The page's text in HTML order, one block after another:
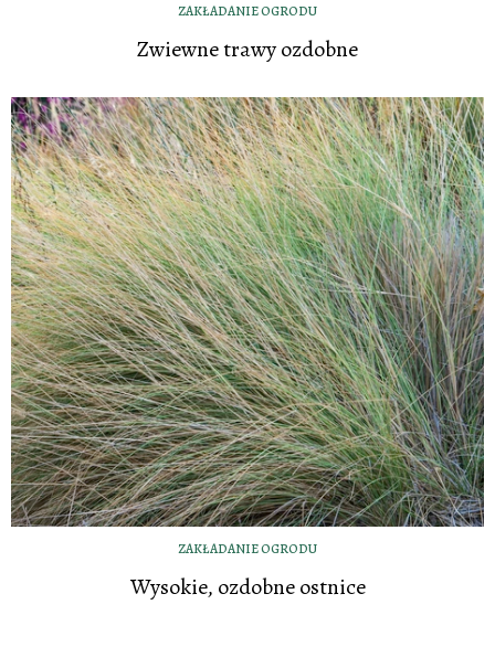
ZAKŁADANIE OGRODU
Zwiewne trawy ozdobne
ZAKŁADANIE OGRODU
Wysokie, ozdobne ostnice